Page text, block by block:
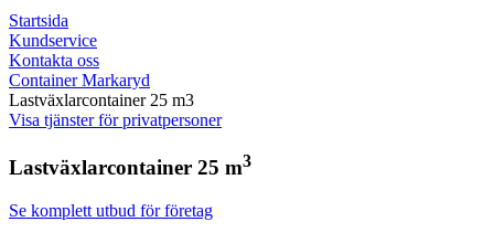
Startsida
Kundservice
Kontakta oss
Container Markaryd
Lastväxlarcontainer 25 m3
Visa tjänster för privatpersoner
Lastväxlarcontainer 25 m3
Se komplett utbud för företag